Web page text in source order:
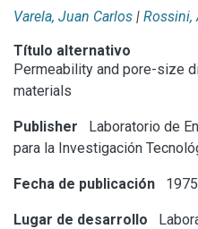
Varela, Juan Carlos | Rossini,
Título alternativo
Permeability and pore-size
materials
Publisher
Laboratorio de
para la Investigación
Fecha de publicación 1975
Lugar de desarrollo